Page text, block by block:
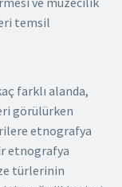
temsil
farklı alanda,
görülürken
etnografya
etnografya
türlerinin